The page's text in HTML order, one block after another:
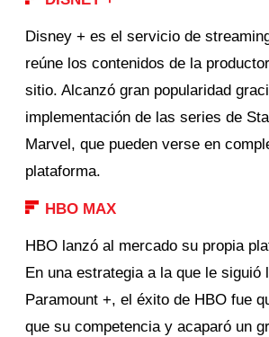
Disney + es el servicio de
reúne los contenidos de la
sitio. Alcanzó gran popularidad
implementación de las series de
Marvel, que pueden verse en
plataforma.
HBO MAX
HBO lanzó al mercado su propia
En una estrategia a la que le siguió
Paramount +, el éxito de HBO fue
que su competencia y acaparó un